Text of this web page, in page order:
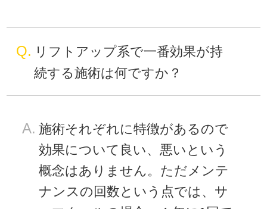
Q. リフトアップ系で一番効果が持
続する施術は何ですか？
A. 施術それぞれに特徴があるので
効果について良い、悪いという
概念はありません。ただメンテ
ナンスの回数という点では、サ